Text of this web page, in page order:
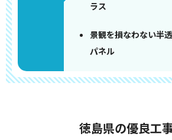
ラス
景観を損なわない半
パネル
徳島県の優良工